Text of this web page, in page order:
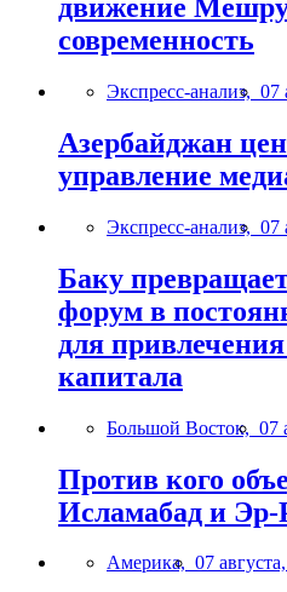
движение
современность
Экспресс-анализ, 07
Азербайджан
управление
Экспресс-анализ, 07
Баку
форум в
для
капитала
Большой Восток, 07
Против кого
Исламабад и Эр-
Америка, 07